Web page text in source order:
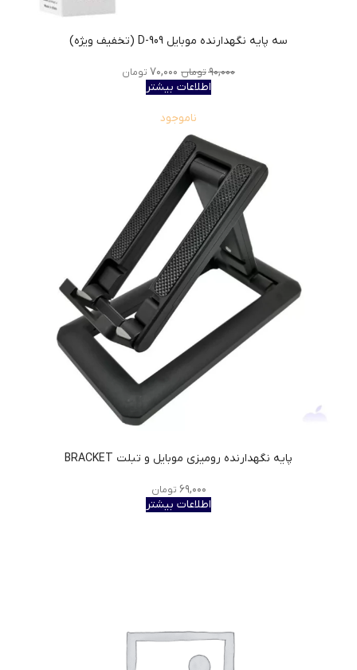
سه پایه نگهدارنده موبایل D-909 (تخفیف ویژه)
۹۰,۰۰۰تومان ۷۰,۰۰۰ تومان
اطلاعات بیشتر
ناموجود
پایه نگهدارنده رومیزی موبایل و تبلت BRACKET
۶۹,۰۰۰ تومان
اطلاعات بیشتر